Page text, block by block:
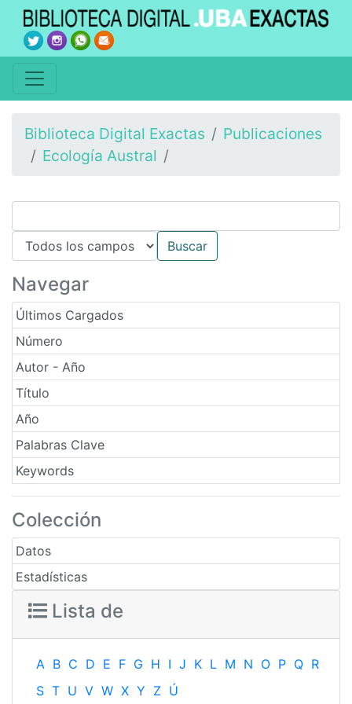
Biblioteca Digital Exactas
Publicaciones
Ecología Austral
Navegar
Últimos Cargados
Número
Autor - Año
Título
Año
Palabras Clave
Keywords
Colección
Datos
Estadísticas
Lista de
A B C D E F G H I J K L M N O P Q R
S T U V W X Y Z Ú